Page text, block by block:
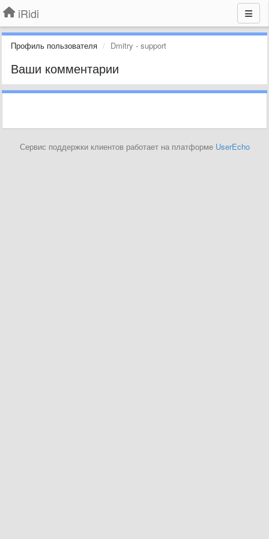
iRidi
Профиль пользователя Dmitry - support
Ваши комментарии
Сервис поддержки клиентов работает на платформе UserEcho